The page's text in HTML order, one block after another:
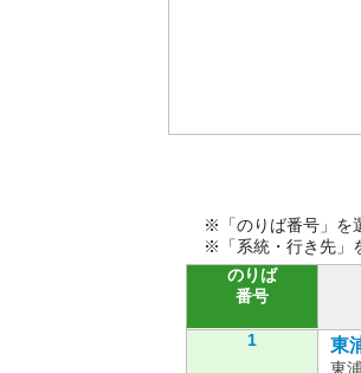
※「のりば番号」を
※「系統・行き先」
のりば
番号
1 東
東